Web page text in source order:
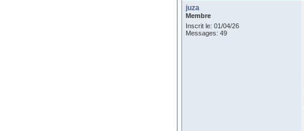
juza
Membre
Inscrit le: 01/04/26
Messages: 49